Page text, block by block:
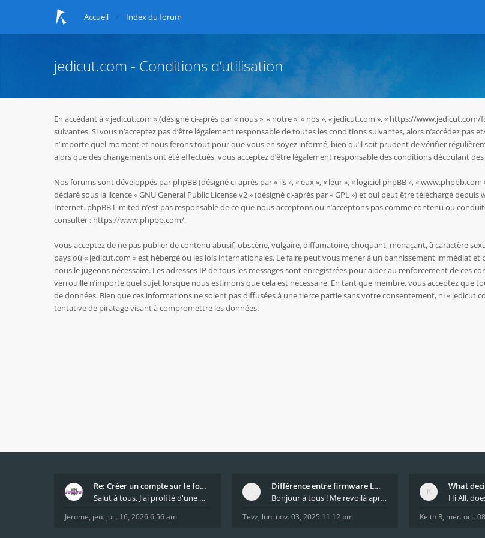
Accueil Index du forum
jedicut.com - Conditions d’utilisation
En accédant à « jedicut.com » (désigné ci-après par « nous », « notre », « nos », « jedicut.com », « https://
suivantes. Si vous n’acceptez pas d’être légalement responsable de toutes les conditions suivantes, alors n’accédez pas
n’importe quel moment et nous ferons tout pour que vous en soyez informé, bien qu’il soit prudent de vérifier
alors que des changements ont été effectués, vous acceptez d’être légalement responsable des conditions découlant
Nos forums sont développés par phpBB (désigné ci-après par « ils », « eux », « leur », « logiciel phpBB », «
déclaré sous la licence «GNU General Public License v2» (désigné ci-après par « GPL ») et qui peut être téléchargé depuis
Internet. phpBB Limited n’est pas responsable de ce que nous acceptons ou n’acceptons pas comme contenu ou
consulter : https://www.phpbb.com/.
Vous acceptez de ne pas publier de contenu abusif, obscène, vulgaire, diffamatoire, choquant, menaçant, à caractère
pays où « jedicut.com » est hébergé ou les lois internationales. Le faire peut vous mener à un bannissement immédiat
nous le jugeons nécessaire. Les adresses IP de tous les messages sont enregistrées pour aider au renforcement de ces
verrouille n’importe quel sujet lorsque nous estimons que cela est nécessaire. En tant que membre, vous acceptez que
de données. Bien que ces informations ne soient pas diffusées à une tierce partie sans votre consentement, ni «
tentative de piratage visant à compromettre les données.
Re: Créer un compte sur le forum / Create forum us
Salut à tous, J'ai profité d'une mise à jour du s
Jerome, jeu. juil. 16, 2026 6:56 am
Différence entre firmware LMFAO_V4_8_0 et du GRBL
Bonjour à tous ! Me revoilà après 5 ans de pause
Tevz, lun. nov. 03, 2025 11:12 pm Keith R, mer. oct.